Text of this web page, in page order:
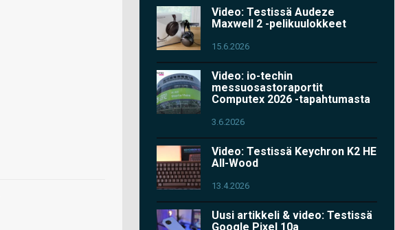
Video: Testissä Audeze
Maxwell 2 -pelikuulokkeet
15.6.2026
Video: io-techin
messuosastoraportit
Computex 2026 -tapahtumasta
3.6.2026
Video: Testissä Keychron K2 HE
All-Wood
13.4.2026
Uusi artikkeli & video: Testissä
Google Pixel 10a